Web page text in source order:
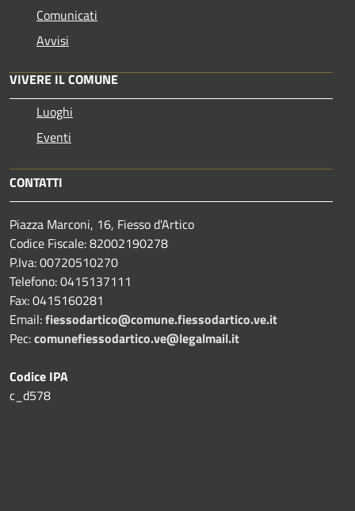
Comunicati
Avvisi
VIVERE IL COMUNE
Luoghi
Eventi
CONTATTI
Piazza Marconi, 16, Fiesso d'Artico
Codice Fiscale: 82002190278
P.Iva: 00720510270
Telefono:0415137111
Fax:0415160281
Email:fiessodartico@comune.fiessodartico.ve.it
Pec:comunefiessodartico.ve@legalmail.it
Codice IPA
c_d578